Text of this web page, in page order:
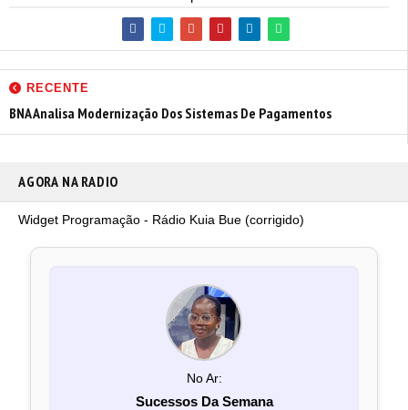
RECENTE
BNA Analisa Modernização Dos Sistemas De Pagamentos
AGORA NA RADIO
Widget Programação - Rádio Kuia Bue (corrigido)
No Ar:
Sucessos Da Semana